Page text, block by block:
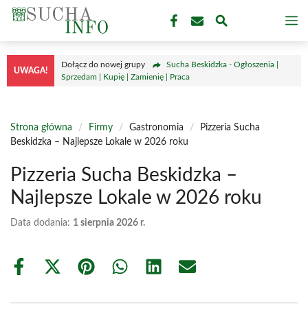
Przejdź
treści
UWAGA!
Dołącz do nowej grupy
Sucha Beskidzka - Ogłoszenia |
Sprzedam | Kupię | Zamienię | Praca
Strona główna / Firmy / Gastronomia /
Pizzeria Sucha
Beskidzka – Najlepsze Lokale w 2026 roku
Pizzeria Sucha Beskidzka –
Najlepsze Lokale w 2026 roku
Data dodania: 1 sierpnia 2026 r.
Share
Share
(Twitter)
Share Share Share Share